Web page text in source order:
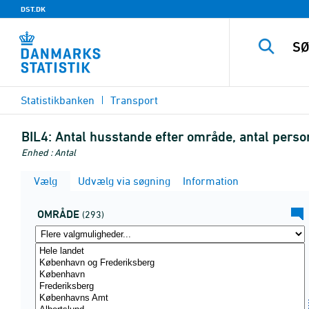
DST.DK
Statistikbanken Transport
BIL4: Antal husstande efter område, antal
Enhed : Antal
Vælg Udvælg via søgning Information
OMRÅDE (293)